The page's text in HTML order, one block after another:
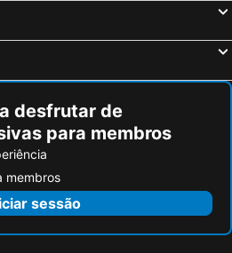
desfrutar de
para membros
membros
sessão